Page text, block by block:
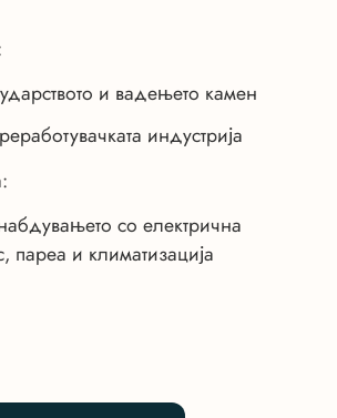
и вадењето камен
индустрија
со електрична
пареа и климатизација